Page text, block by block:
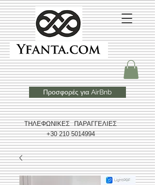
ΤΗΛΕΦΩΝΙΚΕΣ ΠΑΡΑΓΓΕΛΙΕΣ
+30 210 5014994
Προσφορές για AirBnb